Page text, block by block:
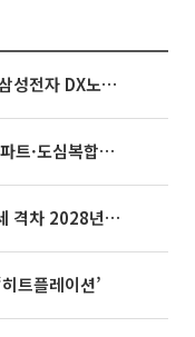
3445억 자사주 지급 마쳤는데...삼성전자 DX노조, 뒤늦은 '떼쓰기 집회'
영끌 '주택공급' 대책 임박⋯비아파트·도심복합까지 총동원
종부세 개편에도…1·3주택 종부세 격차 2028년부터 확대
트플레이션’